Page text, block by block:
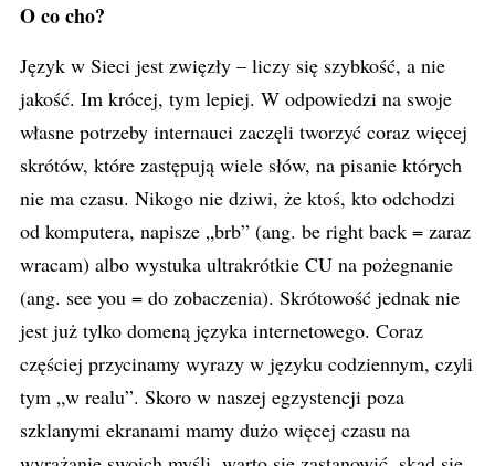
O co cho?
Język w Sieci jest zwięzły – liczy się szybkość, a nie
jakość. Im krócej, tym lepiej. W odpowiedzi na swoje
własne potrzeby internauci zaczęli tworzyć coraz więcej
skrótów, które zastępują wiele słów, na pisanie których
nie ma czasu. Nikogo nie dziwi, że ktoś, kto odchodzi
od komputera, napisze „brb” (ang. be right back = zaraz
wracam) albo wystuka ultrakrótkie CU na pożegnanie
(ang. see you = do zobaczenia). Skrótowość jednak nie
jest już tylko domeną języka internetowego. Coraz
częściej przycinamy wyrazy w języku codziennym, czyli
tym „w realu”. Skoro w naszej egzystencji poza
szklanymi ekranami mamy dużo więcej czasu na